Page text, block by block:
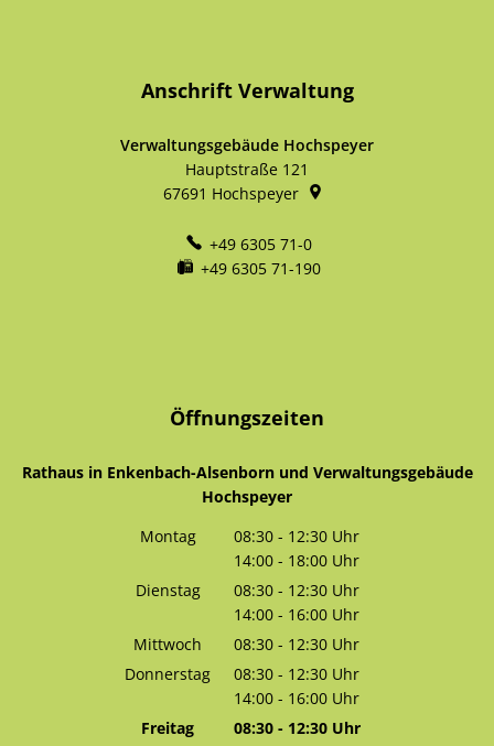
Anschrift Verwaltung
Verwaltungsgebäude Hochspeyer
Hauptstraße 121
67691 Hochspeyer
+49 6305 71-0
+49 6305 71-190
Öffnungszeiten
Rathaus in Enkenbach-Alsenborn und Verwaltungsgebäude
Hochspeyer
Montag
08:30 - 12:30 Uhr
Von 08:30 bis 12:30 Uhr
14:00 - 18:00 Uhr
Von 14:00 bis 18:00 Uhr
Dienstag 08:30 - 12:30 Uhr
Von 08:30 bis 12:30 Uhr
14:00 - 16:00 Uhr
Von 14:00 bis 16:00 Uhr
Mittwoch 08:30 - 12:30 Uhr
Von 08:30 bis 12:30 Uhr
Donnerstag 08:30 - 12:30 Uhr
Von 08:30 bis 12:30 Uhr
14:00 - 16:00 Uhr
Von 14:00 bis 16:00 Uhr
Freitag 08:30- 12:30Uhr